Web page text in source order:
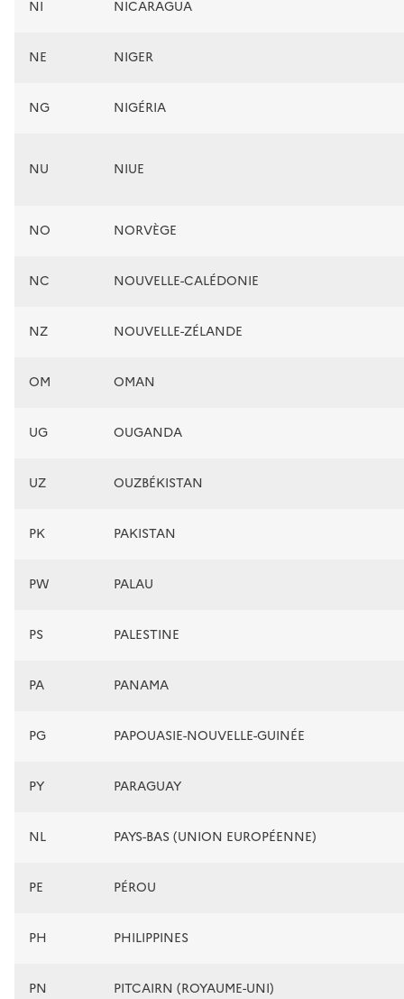
NI NICARAGUA
NE NIGER
NG NIGÉRIA
NU NIUE
NO NORVÈGE
NC NOUVELLE-CALÉDONIE
NZ NOUVELLE-ZÉLANDE
OM OMAN
UG OUGANDA
UZ OUZBÉKISTAN
PK PAKISTAN
PW PALAU
PS PALESTINE
PA PANAMA
PG PAPOUASIE-NOUVELLE-GUINÉE
PY PARAGUAY
NL PAYS-BAS (UNION EUROPÉENNE)
PE PÉROU
PH PHILIPPINES
PN PITCAIRN (ROYAUME-UNI)